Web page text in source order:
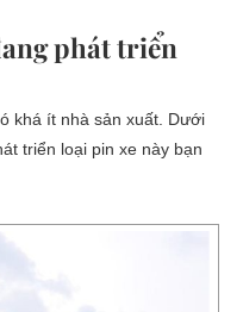
phát triển
khá ít nhà sản xuất. Dưới
triển loại pin xe này bạn